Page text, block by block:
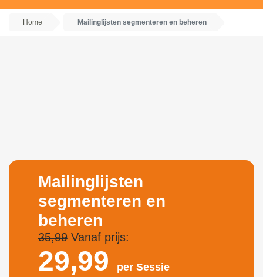
Home Mailinglijsten segmenteren en beheren
Mailinglijsten
segmenteren en
beheren
35,99Vanaf prijs:
29,99 per Sessie